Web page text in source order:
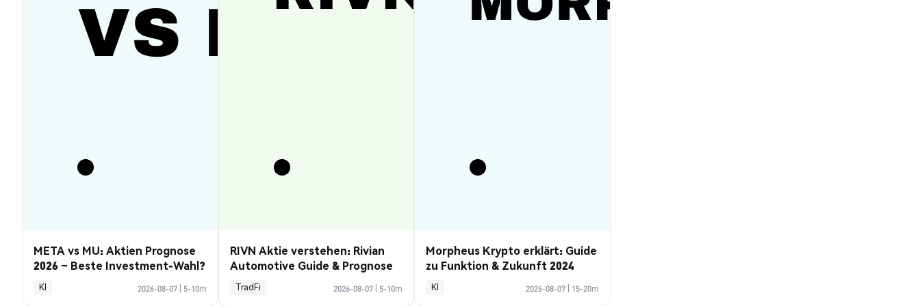
META vs MU: Aktien Prognose
2026 – Beste Investment-Wahl?
KI 2026-08-07 5-10m
RIVN Aktie verstehen: Rivian
Automotive Guide & Prognose
TradFi 2026-08-07 5-10m
Morpheus Krypto erklärt: Guide
zu Funktion & Zukunft 2024
KI 2026-08-07 15-20m